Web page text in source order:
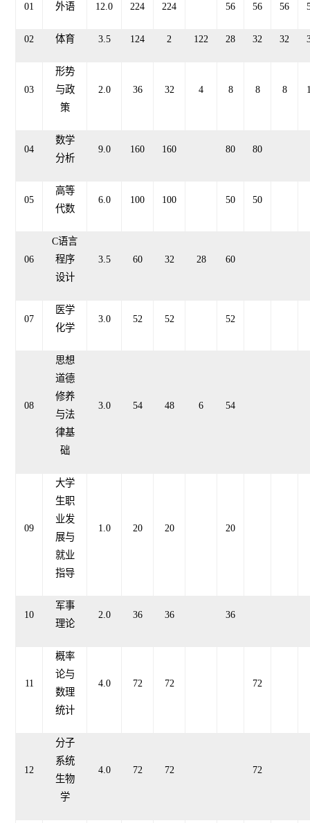
01 外语 12.0 224 224 56 56 56
02 体育 3.5 124 2 122 28 32 32
03
形势
与政
策
2.0 36 32 4 8 8 8
04
数学
分析
9.0 160 160 80 80
05
高等
代数
6.0 100 100 50 50
06
C语言
程序
设计
3.5 60 32 28 60
07
医学
化学
3.0 52 52 52
08
思想
道德
修养
与法
律基
础
3.0 54 48 6 54
09
大学
生职
业发
展与
就业
指导
1.0 20 20 20
10
军事
理论
2.0 36 36 36
11
概率
论与
数理
统计
4.0 72 72 72
12
分子
系统
生物
学
4.0 72 72 72